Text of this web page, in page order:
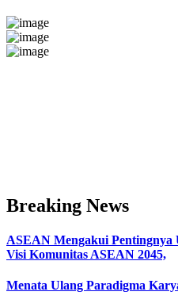
Breaking News
ASEAN Mengakui
Visi Komunitas ASEAN 2045,
Menata Ulang Paradigma